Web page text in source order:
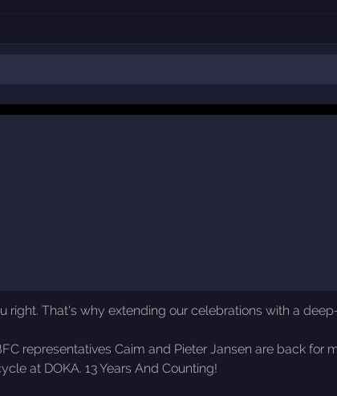
right. That's why extending our celebrations with a
representatives Caim and Pieter Jansen are back for
at DOKA. 13 Years And Counting!